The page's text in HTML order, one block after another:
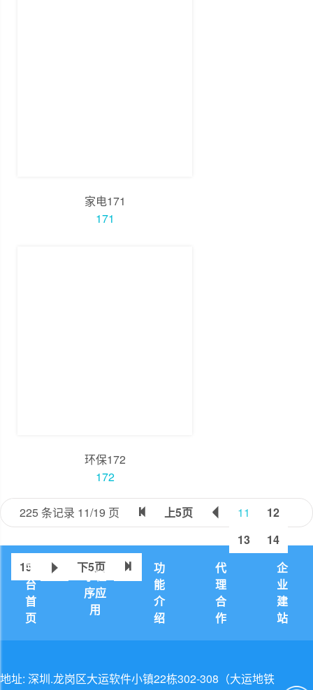
家电171
171
环保172
172
225 条记录 11/19 页  上5页  11
12
13
14
15
 下5页 
平
台
首
页
小程
序应
用
功
能
介
绍
代
理
合
作
企
业
建
站
地址: 深圳.龙岗区大运软件小镇22栋302-308（大运地铁